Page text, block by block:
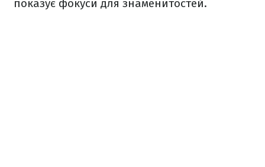
показує фокуси для знаменитостей.